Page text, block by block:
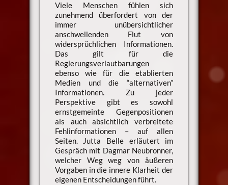
Viele Menschen fühlen sich
zunehmend überfordert von der
immer unübersichtlicher
anschwellenden Flut von
widersprüchlichen Informationen.
Das gilt für die
Regierungsverlautbarungen
ebenso wie für die etablierten
Medien und die “alternativen”
Informationen. Zu jeder
Perspektive gibt es sowohl
ernstgemeinte Gegenpositionen
als auch absichtlich verbreitete
Fehlinformationen – auf allen
Seiten. Jutta Belle erläutert im
Gespräch mit Dagmar Neubronner,
welcher Weg weg von äußeren
Vorgaben in die innere Klarheit der
eigenen Entscheidungen führt.